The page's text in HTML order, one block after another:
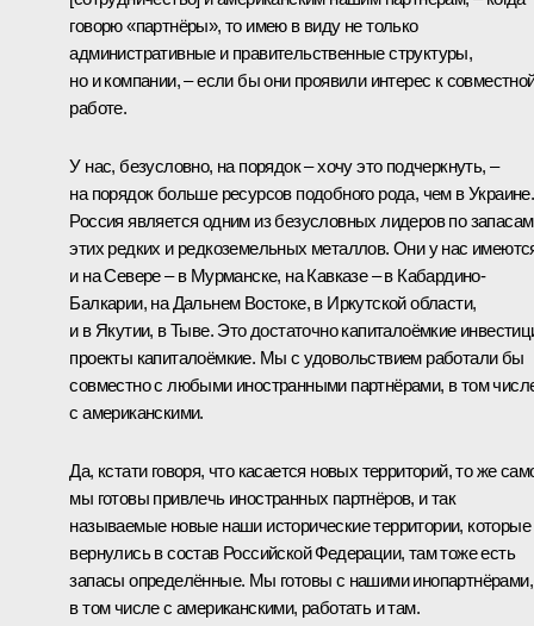
говорю «партнёры», то имею в виду не только
административные и правительственные структуры,
но и компании, – если бы они проявили интерес к
работе.
У нас, безусловно, на порядок – хочу это подчеркнуть, –
на порядок больше ресурсов подобного рода, чем в Украине.
Россия является одним из безусловных лидеров по запасам
этих редких и редкоземельных металлов. Они у нас
и на Севере – в Мурманске, на Кавказе – в Кабардино-
Балкарии, на Дальнем Востоке, в Иркутской области,
и в Якутии, в Тыве. Это достаточно капиталоёмкие
проекты капиталоёмкие. Мы с удовольствием работали бы
совместно с любыми иностранными партнёрами, в том
с американскими.
Да, кстати говоря, что касается новых территорий, то же
мы готовы привлечь иностранных партнёров, и так
называемые новые наши исторические территории, которые
вернулись в состав Российской Федерации, там тоже есть
запасы определённые. Мы готовы с нашими инопартнёрами,
в том числе с американскими, работать и там.